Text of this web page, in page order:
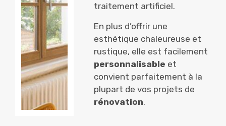
traitement artificiel.
En plus d’offrir une
esthétique chaleureuse et
rustique, elle est facilement
personnalisable et
convient parfaitement à la
plupart de vos projets de
rénovation.